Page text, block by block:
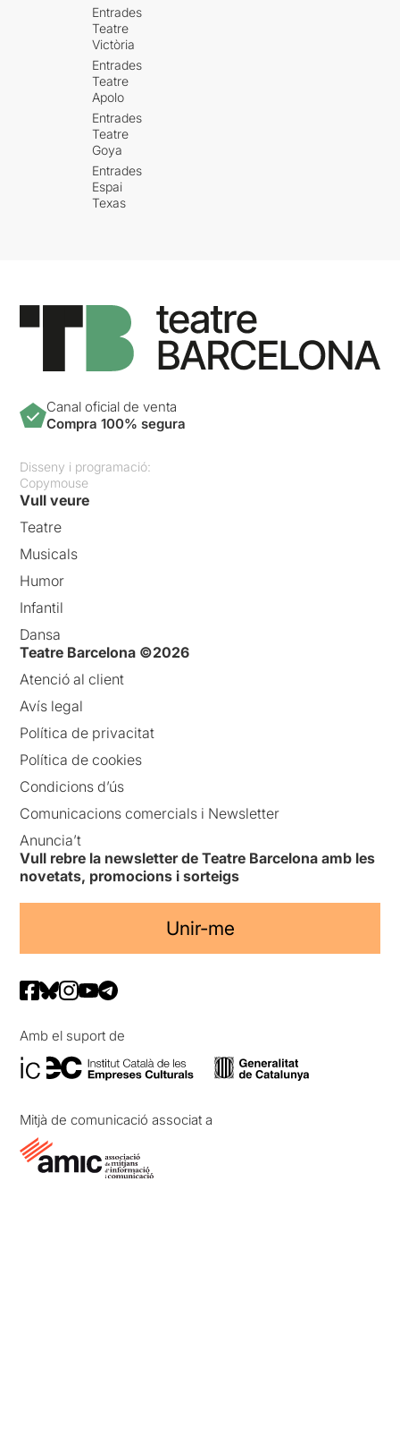
Entrades
Teatre
Victòria
Entrades
Teatre
Apolo
Entrades
Teatre
Goya
Entrades
Espai
Texas
Canal oficial de venta
Compra 100% segura
Disseny i programació:
Copymouse
Vull veure
Teatre
Musicals
Humor
Infantil
Dansa
Teatre Barcelona ©2026
Atenció al client
Avís legal
Política de privacitat
Política de cookies
Condicions d’ús
Comunicacions comercials i Newsletter
Anuncia’t
Vull rebre la newsletter de Teatre Barcelona amb les
novetats, promocions i sorteigs
Unir-me
Amb el suport de
Mitjà de comunicació associat a